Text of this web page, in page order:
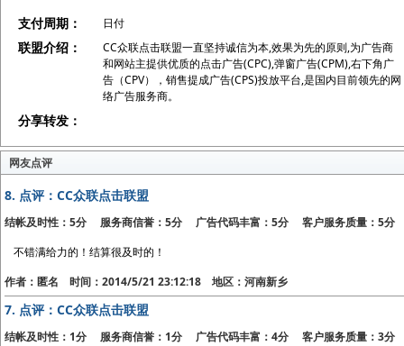
支付周期： 日付
联盟介绍：
CC众联点击联盟一直坚持诚信为本,效果为先的原则,为广告商
和网站主提供优质的点击广告(CPC),弹窗广告(CPM),右下角广
告（CPV），销售提成广告(CPS)投放平台,是国内目前领先的网
络广告服务商。
分享转发：
网友点评
8. 点评：CC众联点击联盟
结帐及时性：5分 服务商信誉：5分 广告代码丰富：5分 客户服务质量：5分
不错满给力的！结算很及时的！
作者：匿名 时间：2014/5/21 23:12:18 地区：河南新乡
7. 点评：CC众联点击联盟
结帐及时性：1分 服务商信誉：1分 广告代码丰富：4分 客户服务质量：3分